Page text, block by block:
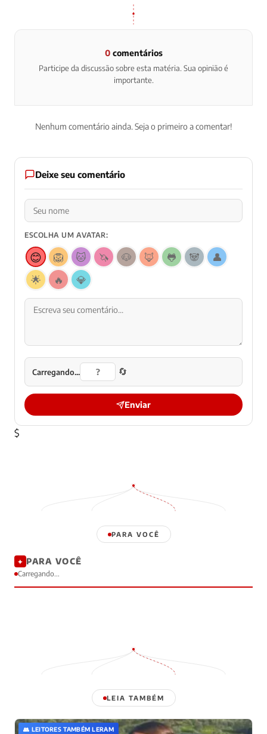
0comentários
Participe da discussão sobre esta matéria. Sua opinião é
importante.
Nenhum comentário ainda. Seja o primeiro a comentar!
Deixe seu comentário
ESCOLHA UM AVATAR:
😊 🦁 🐱 🦄 🐶 🦊 🐸 🐼
👤
🌟
🔥 💎
Carregando... 🔄
Enviar
$
PARA VOCÊ
✦ PARA VOCÊ
Carregando...
LEIA TAMBÉM
👥 LEITORES TAMBÉM LERAM